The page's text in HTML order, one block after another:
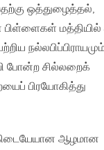
ஒத்துழைத்தல்,
மத்தியில்
போன்ற சில்லறைக்
பிரயோகித்து
ஆழமான